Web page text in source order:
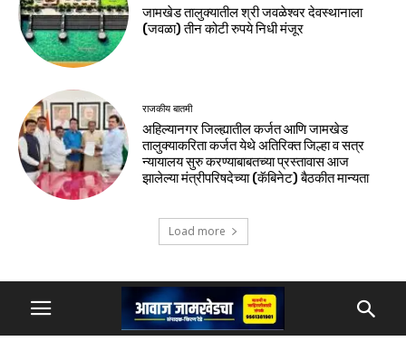
जामखेड तालुक्यातील श्री जवळेश्वर देवस्थानाला
(जवळा) तीन कोटी रुपये निधी मंजूर
राजकीय बातमी
अहिल्यानगर जिल्ह्यातील कर्जत आणि जामखेड
तालुक्याकरिता कर्जत येथे अतिरिक्त जिल्हा व सत्र
न्यायालय सुरु करण्याबाबतच्या प्रस्तावास आज
झालेल्या मंत्रीपरिषदेच्या (कॅबिनेट) बैठकीत मान्यता
Load more